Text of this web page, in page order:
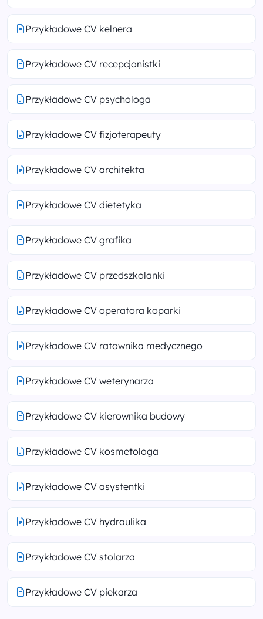
Przykładowe CV kelnera
Przykładowe CV recepcjonistki
Przykładowe CV psychologa
Przykładowe CV fizjoterapeuty
Przykładowe CV architekta
Przykładowe CV dietetyka
Przykładowe CV grafika
Przykładowe CV przedszkolanki
Przykładowe CV operatora koparki
Przykładowe CV ratownika medycznego
Przykładowe CV weterynarza
Przykładowe CV kierownika budowy
Przykładowe CV kosmetologa
Przykładowe CV asystentki
Przykładowe CV hydraulika
Przykładowe CV stolarza
Przykładowe CV piekarza